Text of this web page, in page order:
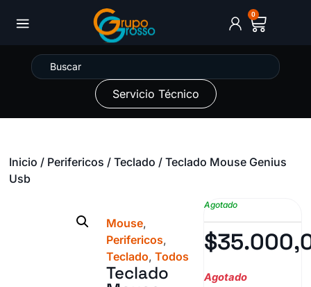
0
Servicio Técnico
Inicio / Perifericos /Teclado / Teclado Mouse Genius
Usb
Mouse,
Perifericos,
Teclado, Todos
Teclado
Agotado
$
Agotado